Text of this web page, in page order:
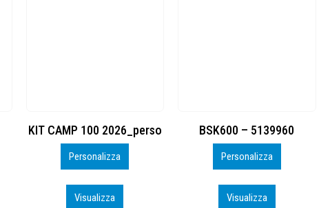
BSK600 – 5139960
Personalizza
Visualizza
DTF
Personalizza
Visualizza